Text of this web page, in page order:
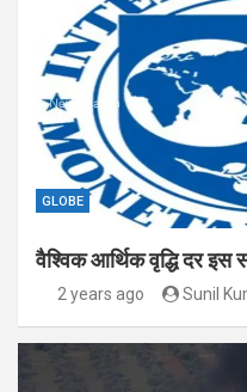
GLOBE
वैश्विक आर्थिक वृद्धि दर
2 years ago Sunil